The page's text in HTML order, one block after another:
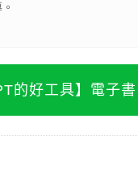
的好工具】電子書